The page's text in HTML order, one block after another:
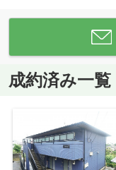
成約済み一覧